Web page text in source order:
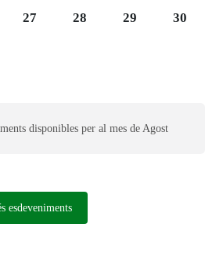
26
Dijous 27
27 Divendres 28
28 Dissabte 29
29
30
disponibles per al mes de Agost
esdeveniments